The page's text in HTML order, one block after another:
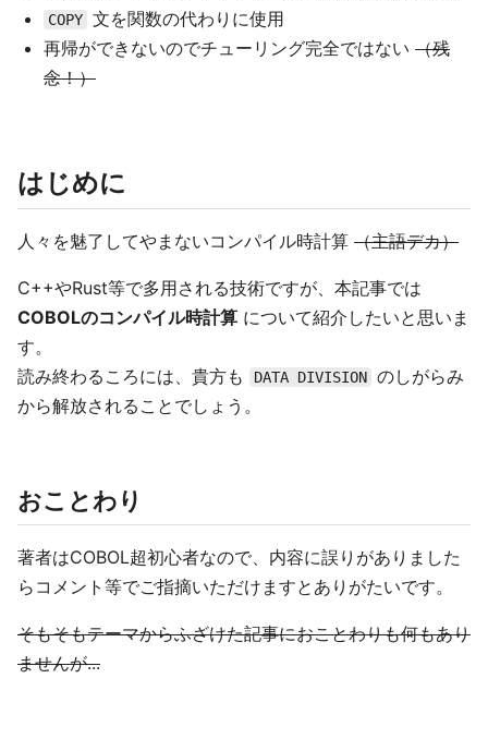
COPY 文を関数の代わりに使用
再帰ができないのでチューリング完全ではない （残
念！）
はじめに
人々を魅了してやまないコンパイル時計算 （主語デカ）
C++やRust等で多用される技術ですが、本記事では
COBOLのコンパイル時計算 について紹介したいと思いま
す。
読み終わるころには、貴方も
DATA DIVISION のしがらみ
から解放されることでしょう。
おことわり
著者はCOBOL超初心者なので、内容に誤りがありました
らコメント等でご指摘いただけますとありがたいです。
そもそもテーマからふざけた記事におことわりも何もあり
ませんが...